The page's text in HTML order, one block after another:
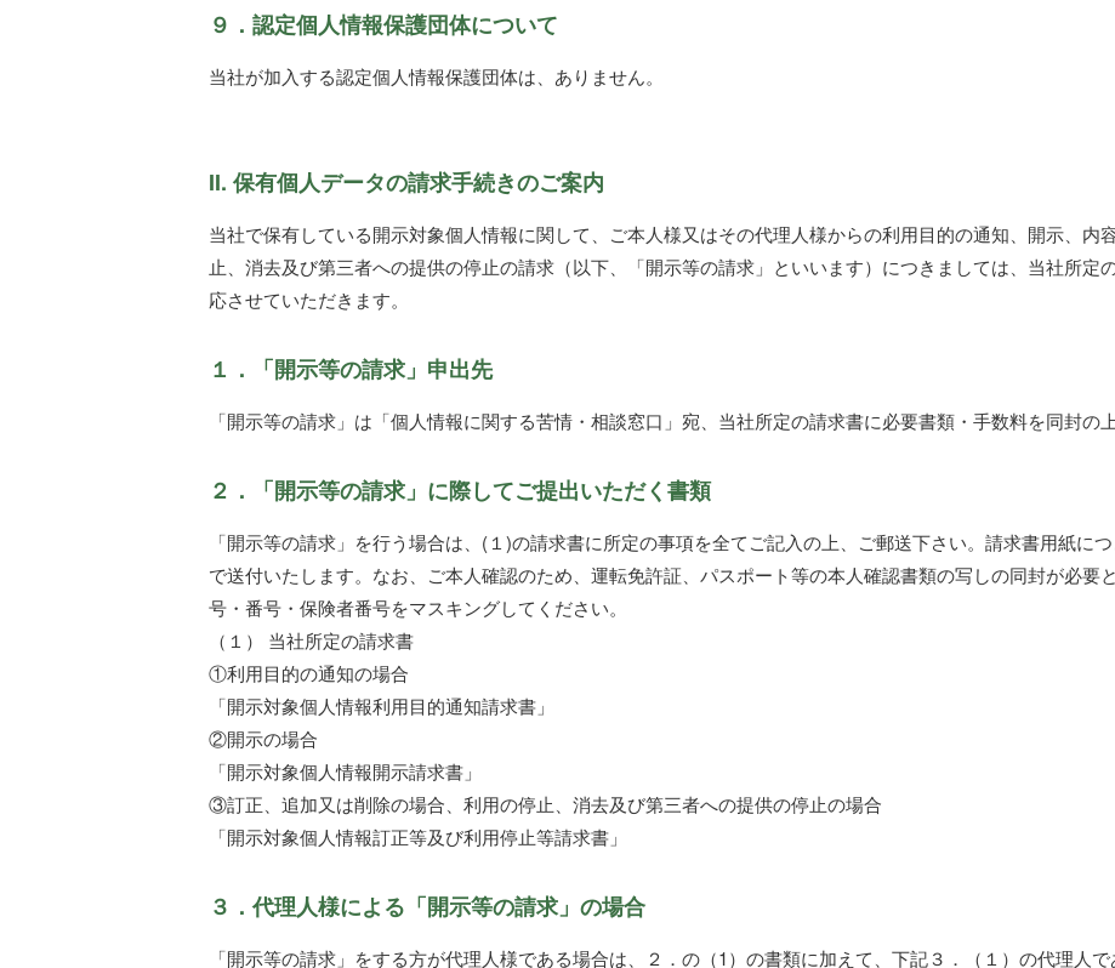
９．認定個人情報保護団体について
当社が加入する認定個人情報保護団体は、ありません。
II. 保有個人データの請求手続きのご案内
当社で保有している開示対象個人情報に関して、ご本人様又はその代理人様からの利用目的の通知、開示、内
止、消去及び第三者への提供の停止の請求（以下、「開示等の請求」といいます）につきましては、当社所定
応させていただきます。
１．「開示等の請求」申出先
「開示等の請求」は「個人情報に関する苦情・相談窓口」宛、当社所定の請求書に必要書類・手数料を同封の
２．「開示等の請求」に際してご提出いただく書類
「開示等の請求」を行う場合は、(１)の請求書に所定の事項を全てご記入の上、ご郵送下さい。請求書用紙に
で送付いたします。なお、ご本人確認のため、運転免許証、パスポート等の本人確認書類の写しの同封が必要
号・番号・保険者番号をマスキングしてください。
（１） 当社所定の請求書
①利用目的の通知の場合
「開示対象個人情報利用目的通知請求書」
②開示の場合
「開示対象個人情報開示請求書」
③訂正、追加又は削除の場合、利用の停止、消去及び第三者への提供の停止の場合
「開示対象個人情報訂正等及び利用停止等請求書」
３．代理人様による「開示等の請求」の場合
「開示等の請求」をする方が代理人様である場合は、２．の（1）の書類に加えて、下記３．（１）の代理人